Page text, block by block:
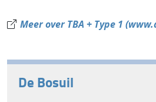
Meer over TBA + Type 1
De Bosuil